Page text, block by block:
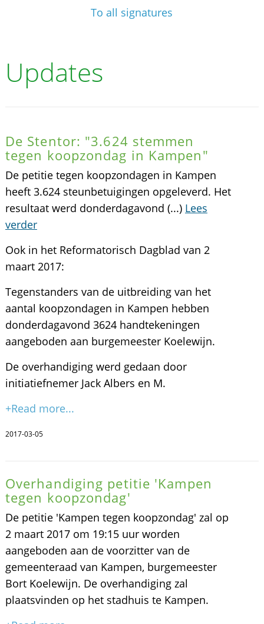
To all signatures
Updates
De Stentor: "3.624 stemmen
tegen koopzondag in Kampen"
De petitie tegen koopzondagen in Kampen
heeft 3.624 steunbetuigingen opgeleverd. Het
resultaat werd donderdagavond (...) Lees
verder
Ook in het Reformatorisch Dagblad van 2
maart 2017:
Tegenstanders van de uitbreiding van het
aantal koopzondagen in Kampen hebben
donderdagavond 3624 handtekeningen
aangeboden aan burgemeester Koelewijn.
De overhandiging werd gedaan door
initiatiefnemer Jack Albers en M.
+Read more...
2017-03-05
Overhandiging petitie 'Kampen
tegen koopzondag'
De petitie 'Kampen tegen koopzondag' zal op
2 maart 2017 om 19:15 uur worden
aangeboden aan de voorzitter van de
gemeenteraad van Kampen, burgemeester
Bort Koelewijn. De overhandiging zal
plaatsvinden op het stadhuis te Kampen.